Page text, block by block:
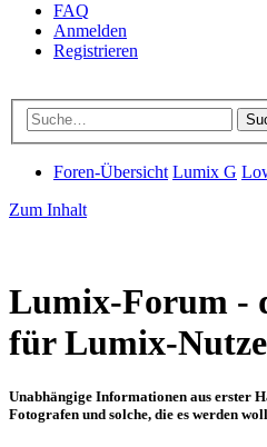
FAQ
Anmelden
Registrieren
Foren-Übersicht Lumix G
Zum Inhalt
Lumix-Forum -
für Lumix-
Unabhängige Informationen aus erster
Fotografen und solche, die es werden